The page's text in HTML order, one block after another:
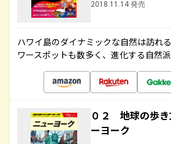
2018.11.14 発売
ハワイ島のダイナミックな自然は訪れ
ワースポットも数多く、進化する自然
０２ 地球の歩
ーヨーク